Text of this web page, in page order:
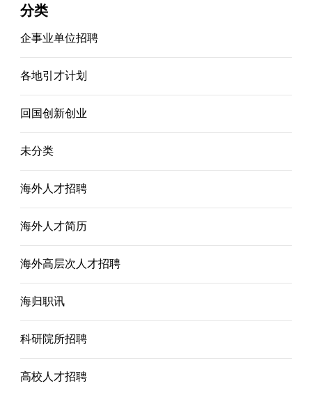
分类
企事业单位招聘
各地引才计划
回国创新创业
未分类
海外人才招聘
海外人才简历
海外高层次人才招聘
海归职讯
科研院所招聘
高校人才招聘